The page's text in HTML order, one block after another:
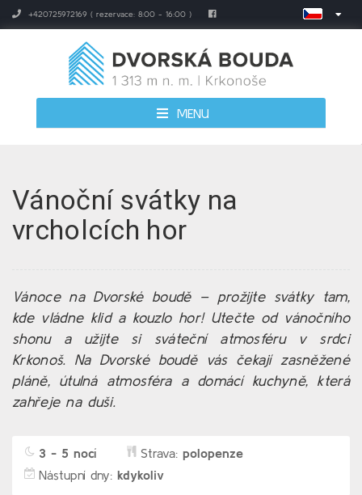
+420725972169 ( rezervace: 8:00 - 16:00 )
MENU
Vánoční svátky na
vrcholcích hor
Vánoce na Dvorské boudě – prožijte svátky tam,
kde vládne klid a kouzlo hor! Utečte od vánočního
shonu a užijte si sváteční atmosféru v srdci
Krkonoš. Na Dvorské boudě vás čekají zasněžené
pláně, útulná atmosféra a domácí kuchyně, která
zahřeje na duši.
3 - 5 nocí Strava: polopenze
Nástupní dny: kdykoliv